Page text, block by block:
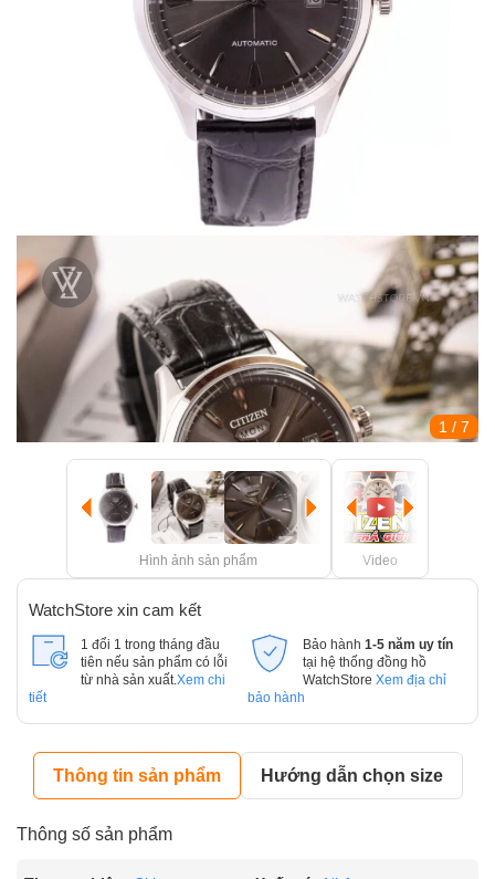
1 / 7
Hình ảnh sản phẩm Video
WatchStore xin cam kết
1 đổi 1 trong tháng đầu
tiên nếu sản phẩm có lỗi
từ nhà sản xuất. Xem chi
tiết
Bảo hành 1-5 năm uy tín
tại hệ thống đồng hồ
WatchStore Xem địa chỉ
bảo hành
Thông tin sản phẩm Hướng dẫn chọn size
Thông số sản phẩm